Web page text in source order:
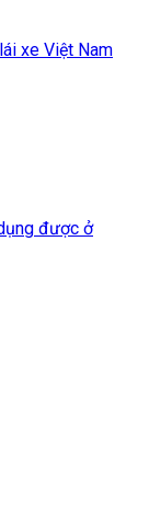
xe Việt Nam
được ở